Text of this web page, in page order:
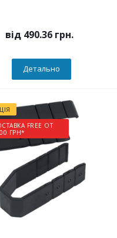
від 490.36 грн.
Детально
FREE ОТ
ГРН*